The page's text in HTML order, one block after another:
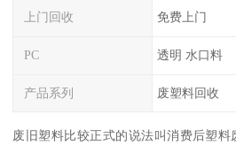
上门回收 免费上门
PC 透明 水口料
产品系列 废塑料回收
废旧塑料比较正式的说法叫消费后塑